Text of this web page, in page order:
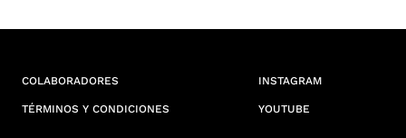
COLABORADORES
TÉRMINOS Y CONDICIONES
INSTAGRAM
YOUTUBE